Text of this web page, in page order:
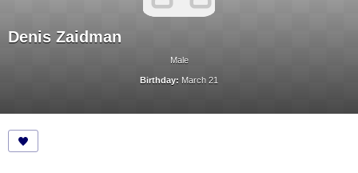
Denis Zaidman
Male
Birthday: March 21